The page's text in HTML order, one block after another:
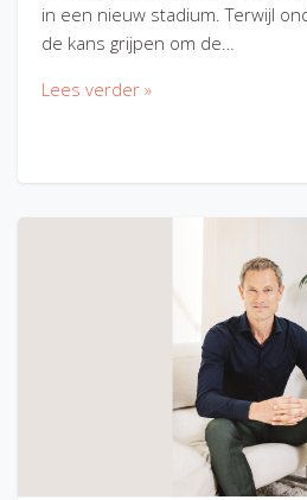
in een nieuw stadium. Terwijl
de kans grijpen om de…
Lees verder »